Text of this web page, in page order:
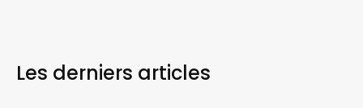
Les derniers articles